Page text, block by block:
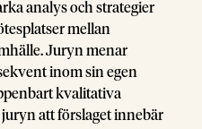
analys och strategier
mellan
Juryn menar
inom sin egen
kvalitativa
att förslaget innebär